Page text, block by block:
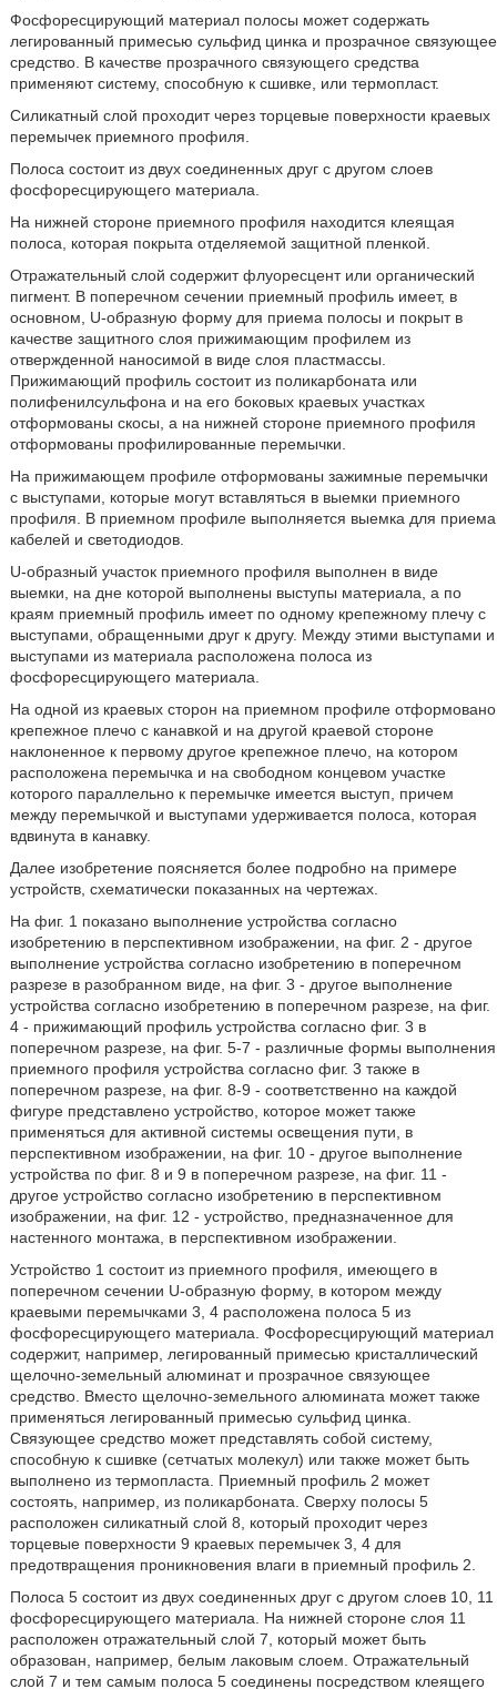
Фосфоресцирующий материал полосы может содержать
легированный примесью сульфид цинка и прозрачное связующее
средство. В качестве прозрачного связующего средства
применяют систему, способную к сшивке, или термопласт.
Силикатный слой проходит через торцевые поверхности краевых
перемычек приемного профиля.
Полоса состоит из двух соединенных друг с другом слоев
фосфоресцирующего материала.
На нижней стороне приемного профиля находится клеящая
полоса, которая покрыта отделяемой защитной пленкой.
Отражательный слой содержит флуоресцент или органический
пигмент. В поперечном сечении приемный профиль имеет, в
основном, U-образную форму для приема полосы и покрыт в
качестве защитного слоя прижимающим профилем из
отвержденной наносимой в виде слоя пластмассы.
Прижимающий профиль состоит из поликарбоната или
полифенилсульфона и на его боковых краевых участках
отформованы скосы, а на нижней стороне приемного профиля
отформованы профилированные перемычки.
На прижимающем профиле отформованы зажимные перемычки
с выступами, которые могут вставляться в выемки приемного
профиля. В приемном профиле выполняется выемка для приема
кабелей и светодиодов.
U-образный участок приемного профиля выполнен в виде
выемки, на дне которой выполнены выступы материала, а по
краям приемный профиль имеет по одному крепежному плечу с
выступами, обращенными друг к другу. Между этими выступами и
выступами из материала расположена полоса из
фосфоресцирующего материала.
На одной из краевых сторон на приемном профиле отформовано
крепежное плечо с канавкой и на другой краевой стороне
наклоненное к первому другое крепежное плечо, на котором
расположена перемычка и на свободном концевом участке
которого параллельно к перемычке имеется выступ, причем
между перемычкой и выступами удерживается полоса, которая
вдвинута в канавку.
Далее изобретение поясняется более подробно на примере
устройств, схематически показанных на чертежах.
На фиг. 1 показано выполнение устройства согласно
изобретению в перспективном изображении, на фиг. 2 - другое
выполнение устройства согласно изобретению в поперечном
разрезе в разобранном виде, на фиг. 3 - другое выполнение
устройства согласно изобретению в поперечном разрезе, на фиг.
4 - прижимающий профиль устройства согласно фиг. 3 в
поперечном разрезе, на фиг. 5-7 - различные формы выполнения
приемного профиля устройства согласно фиг. 3 также в
поперечном разрезе, на фиг. 8-9 - соответственно на каждой
фигуре представлено устройство, которое может также
применяться для активной системы освещения пути, в
перспективном изображении, на фиг. 10 - другое выполнение
устройства по фиг. 8 и 9 в поперечном разрезе, на фиг. 11 -
другое устройство согласно изобретению в перспективном
изображении, на фиг. 12 - устройство, предназначенное для
настенного монтажа, в перспективном изображении.
Устройство 1 состоит из приемного профиля, имеющего в
поперечном сечении U-образную форму, в котором между
краевыми перемычками 3, 4 расположена полоса 5 из
фосфоресцирующего материала. Фосфоресцирующий материал
содержит, например, легированный примесью кристаллический
щелочно-земельный алюминат и прозрачное связующее
средство. Вместо щелочно-земельного алюмината может также
применяться легированный примесью сульфид цинка.
Связующее средство может представлять собой систему,
способную к сшивке (сетчатых молекул) или также может быть
выполнено из термопласта. Приемный профиль 2 может
состоять, например, из поликарбоната. Сверху полосы 5
расположен силикатный слой 8, который проходит через
торцевые поверхности 9 краевых перемычек 3, 4 для
предотвращения проникновения влаги в приемный профиль 2.
Полоса 5 состоит из двух соединенных друг с другом слоев 10, 11
фосфоресцирующего материала. На нижней стороне слоя 11
расположен отражательный слой 7, который может быть
образован, например, белым лаковым слоем. Отражательный
слой 7 и тем самым полоса 5 соединены посредством клеящего